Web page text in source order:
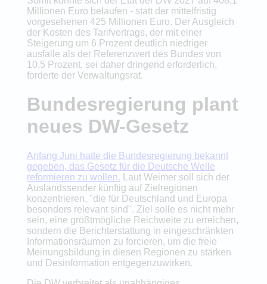
Millionen Euro belaufen - statt der mittelfristig
vorgesehenen 425 Millionen Euro. Der Ausgleich
der Kosten des Tarifvertrags, der mit einer
Steigerung um 6 Prozent deutlich niedriger
ausfalle als der Referenzwert des Bundes von
10,5 Prozent, sei daher dringend erforderlich,
forderte der Verwaltungsrat.
Bundesregierung plant
neues DW-Gesetz
Anfang Juni hatte die Bundesregierung bekannt
gegeben, das Gesetz für die Deutsche Welle
reformieren zu wollen. Laut Weimer soll sich der
Auslandssender künftig auf Zielregionen
konzentrieren, "die für Deutschland und Europa
besonders relevant sind". Ziel solle es nicht mehr
sein, eine größtmögliche Reichweite zu erreichen,
sondern die Berichterstattung in eingeschränkten
Informationsräumen zu forcieren, um die freie
Meinungsbildung in diesen Regionen zu stärken
und Desinformation entgegenzuwirken.